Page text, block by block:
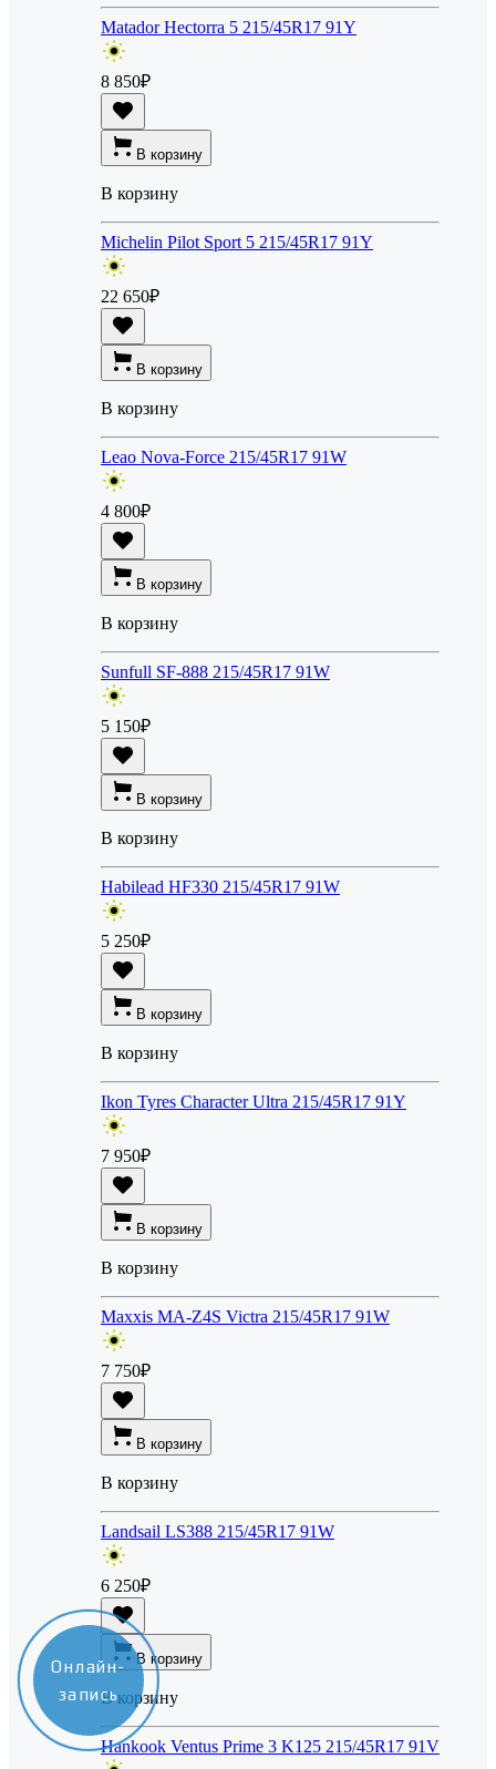
Matador Hectorra 5 215/45R17 91Y
8 850₽
В корзину
В корзину
Michelin Pilot Sport 5 215/45R17 91Y
22 650₽
В корзину
В корзину
Leao Nova-Force 215/45R17 91W
4 800₽
В корзину
В корзину
Sunfull SF-888 215/45R17 91W
5 150₽
В корзину
В корзину
Habilead HF330 215/45R17 91W
5 250₽
В корзину
В корзину
Ikon Tyres Character Ultra 215/45R17 91Y
7 950₽
В корзину
В корзину
Maxxis MA-Z4S Victra 215/45R17 91W
7 750₽
В корзину
В корзину
Landsail LS388 215/45R17 91W
6 250₽
В корзину
В корзину
Hankook Ventus Prime 3 K125 215/45R17 91V
Онлайн-
запись